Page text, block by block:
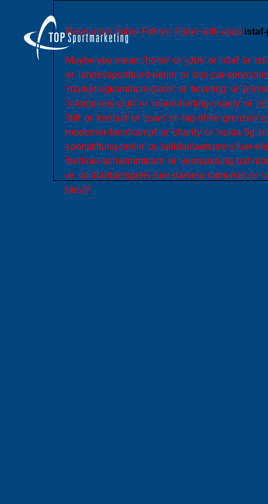
Revolution Slider Fehler: Slider with alias
Maybe you mean: 'home' or 'jobs' or 'istaf' or
or 'landessportbund-berlin' or 'ass-car-
'marketingkommunikation' or 'ticketing' or
'champions-club' or 'robert-harting-charity' or
'bilt' or 'kontakt' or 'team' or 'tag-ohne-grenzen'
moderner-fuenfkampf' or 'charity' or 'nokia-5g'
sportstiftung-berlin' or 'solidaritaetspreis-fuer-
'berliner-schwimmteam' or 'vermarktung-
or 'solidaritaetspreis-fuer-daniela-samulski' or
laeuft'